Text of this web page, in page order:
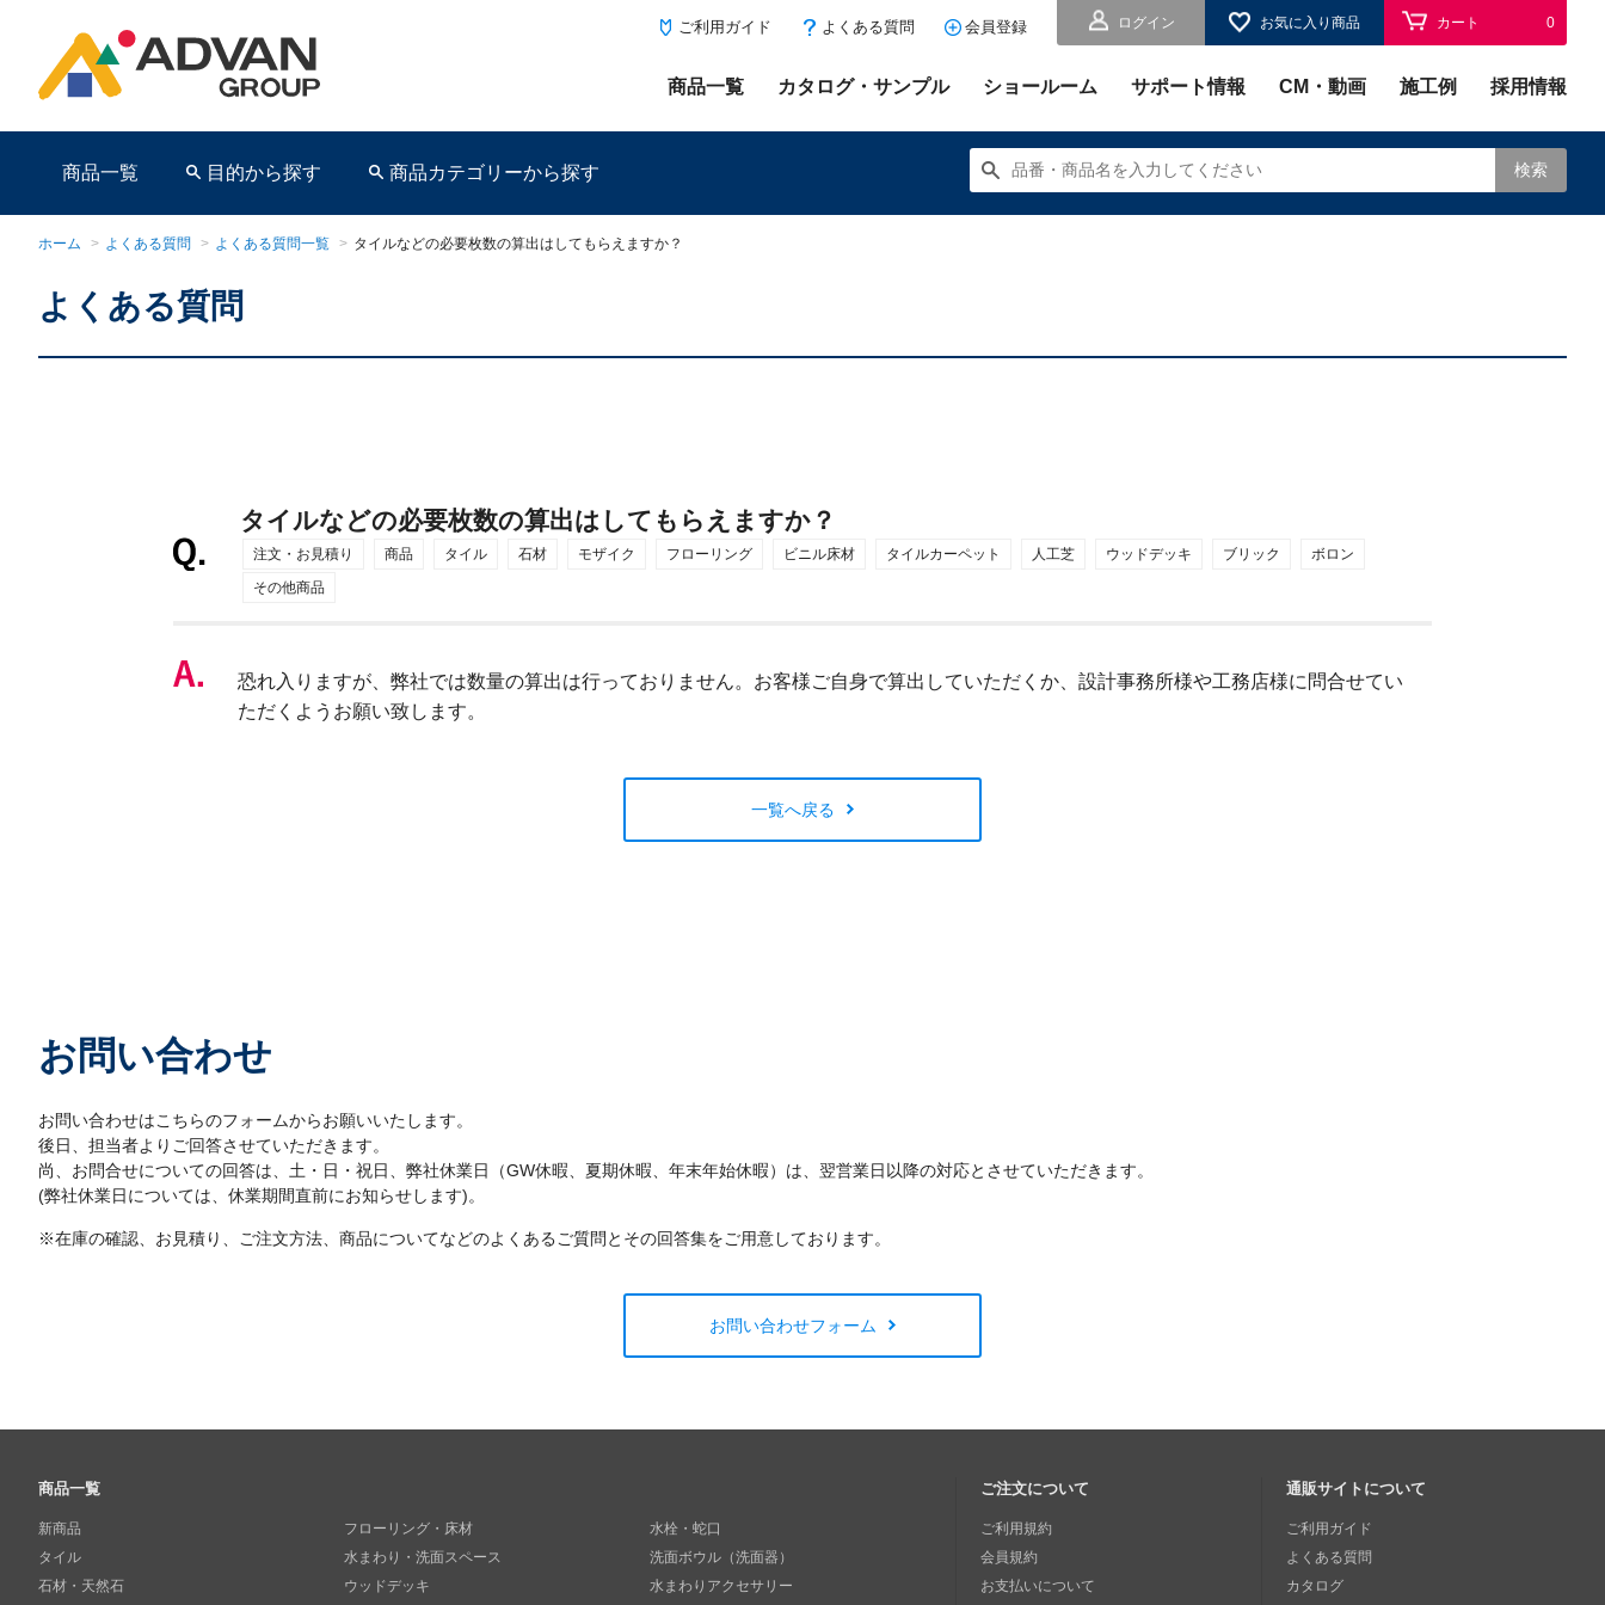
ログイン お気に入り商品 カート 0
ご利用ガイド よくある質問 会員登録
商品一覧 カタログ・サンプル ショールーム サポート情報 CM・動画 施工例 採用情報
商品一覧 目的から探す 商品カテゴリーから探す 検索
ホーム > よくある質問 > よくある質問一覧 > タイルなどの必要枚数の算出はしてもらえますか？
よくある質問
タイルなどの必要枚数の算出はしてもらえますか？
注文・お見積り 商品 タイル 石材 モザイク フローリング ビニル床材 タイルカーペット 人工芝 ウッドデッキ ブリック
ボロン
その他商品
恐れ入りますが、弊社では数量の算出は行っておりません。お客様ご自身で算出していただくか、設計事務所様や工務店様に問合せてい
ただくようお願い致します。
一覧へ戻る
お問い合わせ
お問い合わせはこちらのフォームからお願いいたします。
後日、担当者よりご回答させていただきます。
尚、お問合せについての回答は、土・日・祝日、弊社休業日（GW休暇、夏期休暇、年末年始休暇）は、翌営業日以降の対応とさせていただきます。
(弊社休業日については、休業期間直前にお知らせします)。
※在庫の確認、お見積り、ご注文方法、商品についてなどのよくあるご質問とその回答集をご用意しております。
お問い合わせフォーム
商品一覧
新商品
タイル
石材・天然石
フローリング・床材
水まわり・洗面スペース
ウッドデッキ
水栓・蛇口
洗面ボウル（洗面器）
水まわりアクセサリー
ご注文について
ご利用規約
会員規約
お支払いについて
通販サイトについて
ご利用ガイド
よくある質問
カタログ